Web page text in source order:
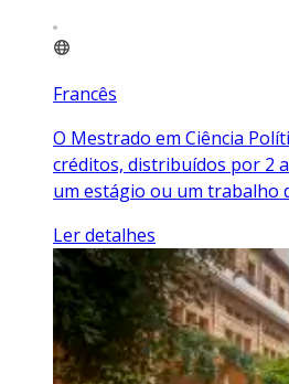
Francês
O Mestrado em Ciência
créditos, distribuídos por 2
um estágio ou um trabalho
Ler detalhes